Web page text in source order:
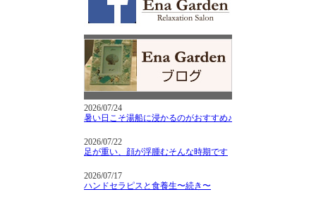
2026/07/24
暑い日こそ湯船に浸かるのがおすすめ♪
2026/07/22
足が重い、顔が浮腫むそんな時期です
2026/07/17
ハンドセラピスと食養生〜続き〜